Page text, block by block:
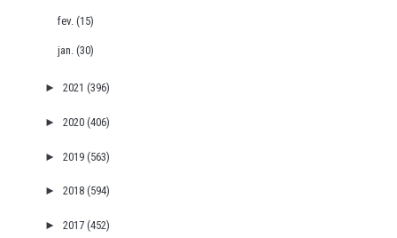
fev.(15)
jan.(30)
► 2021 (396)
► 2020 (406)
► 2019 (563)
► 2018 (594)
► 2017 (452)